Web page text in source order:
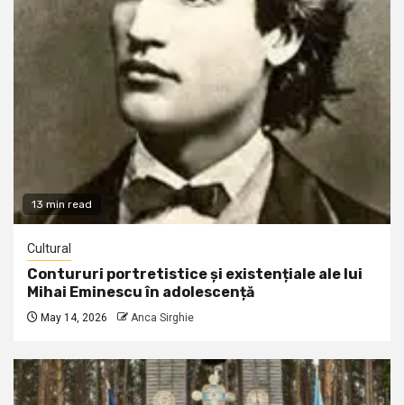
13 min read
Cultural
Contururi portretistice și existențiale ale lui
Mihai Eminescu în adolescență
May 14, 2026 Anca Sirghie